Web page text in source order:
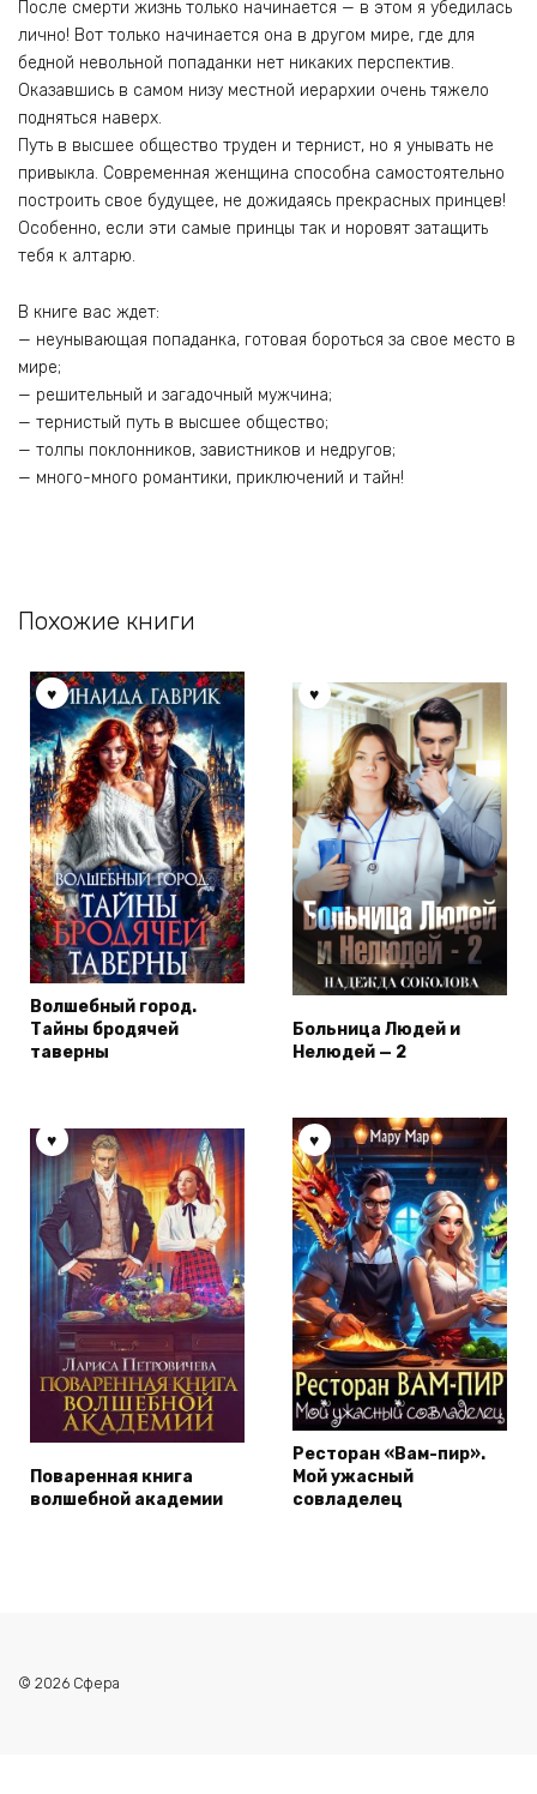
После смерти жизнь только начинается — в этом я убедилась
лично! Вот только начинается она в другом мире, где для
бедной невольной попаданки нет никаких перспектив.
Оказавшись в самом низу местной иерархии очень тяжело
подняться наверх.
Путь в высшее общество труден и тернист, но я унывать не
привыкла. Современная женщина способна самостоятельно
построить свое будущее, не дожидаясь прекрасных принцев!
Особенно, если эти самые принцы так и норовят затащить
тебя к алтарю.
В книге вас ждет:
— неунывающая попаданка, готовая бороться за свое место в
мире;
— решительный и загадочный мужчина;
— тернистый путь в высшее общество;
— толпы поклонников, завистников и недругов;
— много-много романтики, приключений и тайн!
Похожие книги
Волшебный город.
Тайны бродячей
таверны
Больница Людей и
Нелюдей — 2
Поваренная книга
волшебной академии
Ресторан «Вам-пир».
Мой ужасный
совладелец
© 2026 Сфера